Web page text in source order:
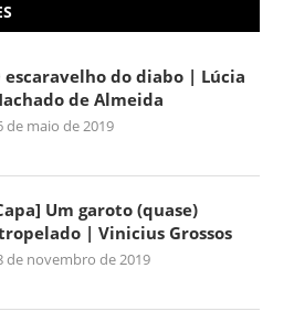
escaravelho do diabo | Lúcia
de Almeida
de maio de 2019
Um garoto (quase)
| Vinicius Grossos
de novembro de 2019